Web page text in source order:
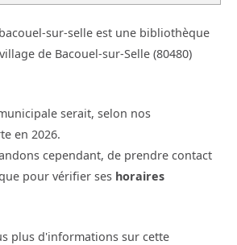
sur-selle est une bibliothèque
de Bacouel-sur-Selle (80480)
serait, selon nos
en 2026.
cependant, de prendre contact
pour vérifier ses horaires
plus d'informations sur cette